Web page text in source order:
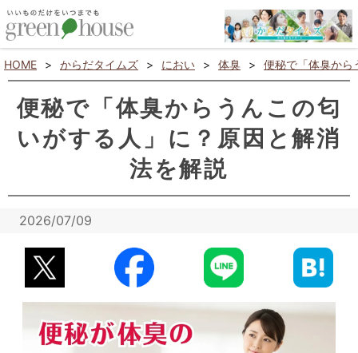
HOME > からだタイムズ > におい > 体臭 > 便秘で「体臭から
便秘で「体臭からうんこの匂
いがする人」に？原因と解消
法を解説
2026/07/09